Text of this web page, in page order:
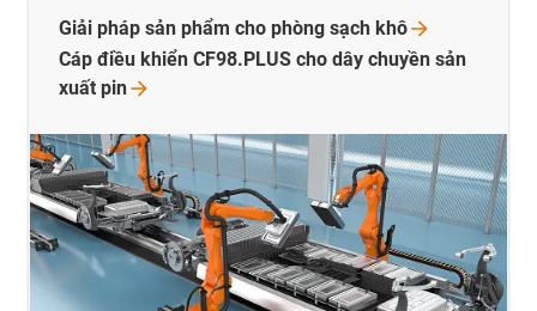
Giải pháp sản phẩm cho phòng sạch khô
Cáp điều khiển CF98.PLUS cho dây chuyền sản
xuất pin